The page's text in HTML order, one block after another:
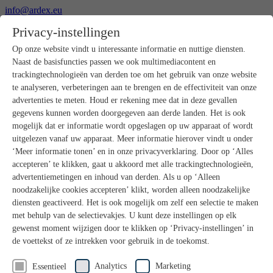
info@ardex.eu
Nederlands
Français
Producten
Productoverzicht
Ruwbouw
Dekvloeren
Voorbereiding ondergrond
Vloeregalisaties
Afdichtingen
Tegellijmen
Voegmortels
Voegen / Siliconen
Montagelijmen
Natuursteenprogramma
Vloerbedekkings- en parketlijmen
Wandegalesaties
Accessoires
PANDOMO®
Badkamerrenovatie met wedi
Privacy-instellingen
Op onze website vindt u interessante informatie en nuttige diensten.
Naast de basisfuncties passen we ook multimediacontent en
trackingtechnologieën van derden toe om het gebruik van onze website
te analyseren, verbeteringen aan te brengen en de effectiviteit van onze
advertenties te meten. Houd er rekening mee dat in deze gevallen
gegevens kunnen worden doorgegeven aan derde landen. Het is ook
mogelijk dat er informatie wordt opgeslagen op uw apparaat of wordt
uitgelezen vanaf uw apparaat. Meer informatie hierover vindt u onder
‘Meer informatie tonen’ en in onze privacyverklaring. Door op ‘Alles
accepteren’ te klikken, gaat u akkoord met alle trackingtechnologieën,
advertentiemetingen en inhoud van derden. Als u op ‘Alleen
noodzakelijke cookies accepteren’ klikt, worden alleen noodzakelijke
diensten geactiveerd. Het is ook mogelijk om zelf een selectie te maken
met behulp van de selectievakjes. U kunt deze instellingen op elk
gewenst moment wijzigen door te klikken op ‘Privacy-instellingen’ in
de voettekst of ze intrekken voor gebruik in de toekomst.
Essentieel Analytics Marketing